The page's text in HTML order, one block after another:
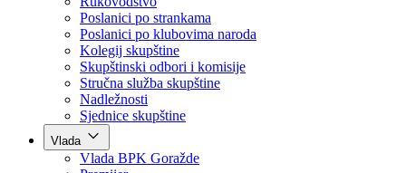
Skupština
Skupština BPK Goražde
Rukovodstvo
Poslanici po strankama
Poslanici po klubovima naroda
Kolegij skupštine
Skupštinski odbori i komisije
Stručna služba skupštine
Nadležnosti
Sjednice skupštine